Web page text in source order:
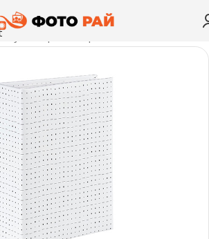
Graphic Stripes Minimax за 100 бр.